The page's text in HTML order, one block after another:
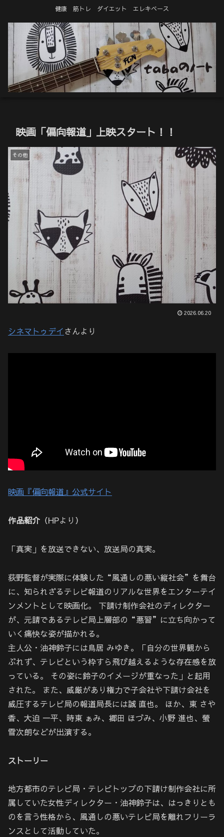
健康 筋トレ ダイエット エレキベース
映画「偏向報道」上映スタート！！
その他
2026.06.20
シネマトゥデイさんより
映画『偏向報道』公式サイト
作品紹介 （HPより）
「真実」を放送できない、放送局の真実。
荻野監督が実際に体験した“風通しの悪い縦社会”を舞台
に、知られざるテレビ報道のリアルな世界をエンターテイ
ンメントとして映画化。 下請け制作会社のディレクター
が、元請であるテレビ局上層部の“悪習”に立ち向かって
いく痛快な姿が描かれる。
主人公・油神鈴子には鳥居 みゆき。「自分の世界観から
ぶれず、テレビという枠すら飛び越えるような存在感を放
っている。 その姿に鈴子のイメージが重なった」と起用
された。 また、威厳があり権力で子会社や下請け会社を
威圧するテレビ局の報道局長には誠 直也。 ほか、東 さや
香、大迫 一平、時東 ぁみ、郷田 ほづみ、小野 進也、螢
雪次朗などが出演する。
ストーリー
地方都市のテレビ局・テレビトップの下請け制作会社に所
属していた女性ディレクター・油神鈴子は、はっきりとも
のを言う性格から、風通しの悪いテレビ局を離れフリーラ
ンスとして活動していた。